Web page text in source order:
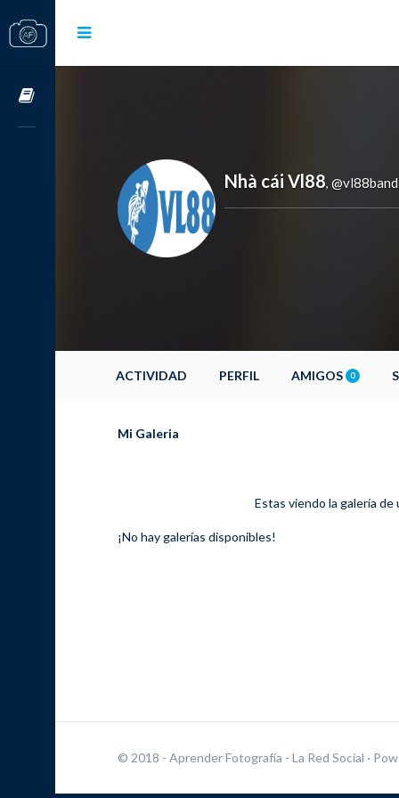
Nhà cái Vl88, @vl88band
ACTIVIDAD PERFIL AMIGOS 0
Mi Galeria
Estas viendo la galería de
¡No hay galerías disponibles!
© 2018 - Aprender Fotografía - La Red Social ·